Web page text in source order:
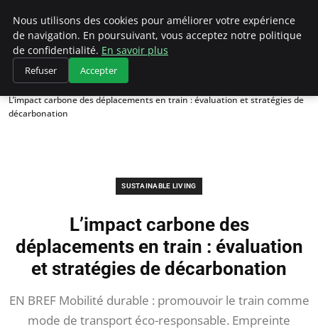
Climategatecountryclub.com
Accueil
Sustainable Living
L’impact carbone des déplacements en train : évaluation et stratégies de
décarbonation
SUSTAINABLE LIVING
L’impact carbone des
déplacements en train : évaluation
et stratégies de décarbonation
EN BREF Mobilité durable : promouvoir le train comme
mode de transport éco-responsable. Empreinte
Nous utilisons des cookies pour améliorer votre expérience
de navigation. En poursuivant, vous acceptez notre politique
de confidentialité. En savoir plus
Refuser Accepter